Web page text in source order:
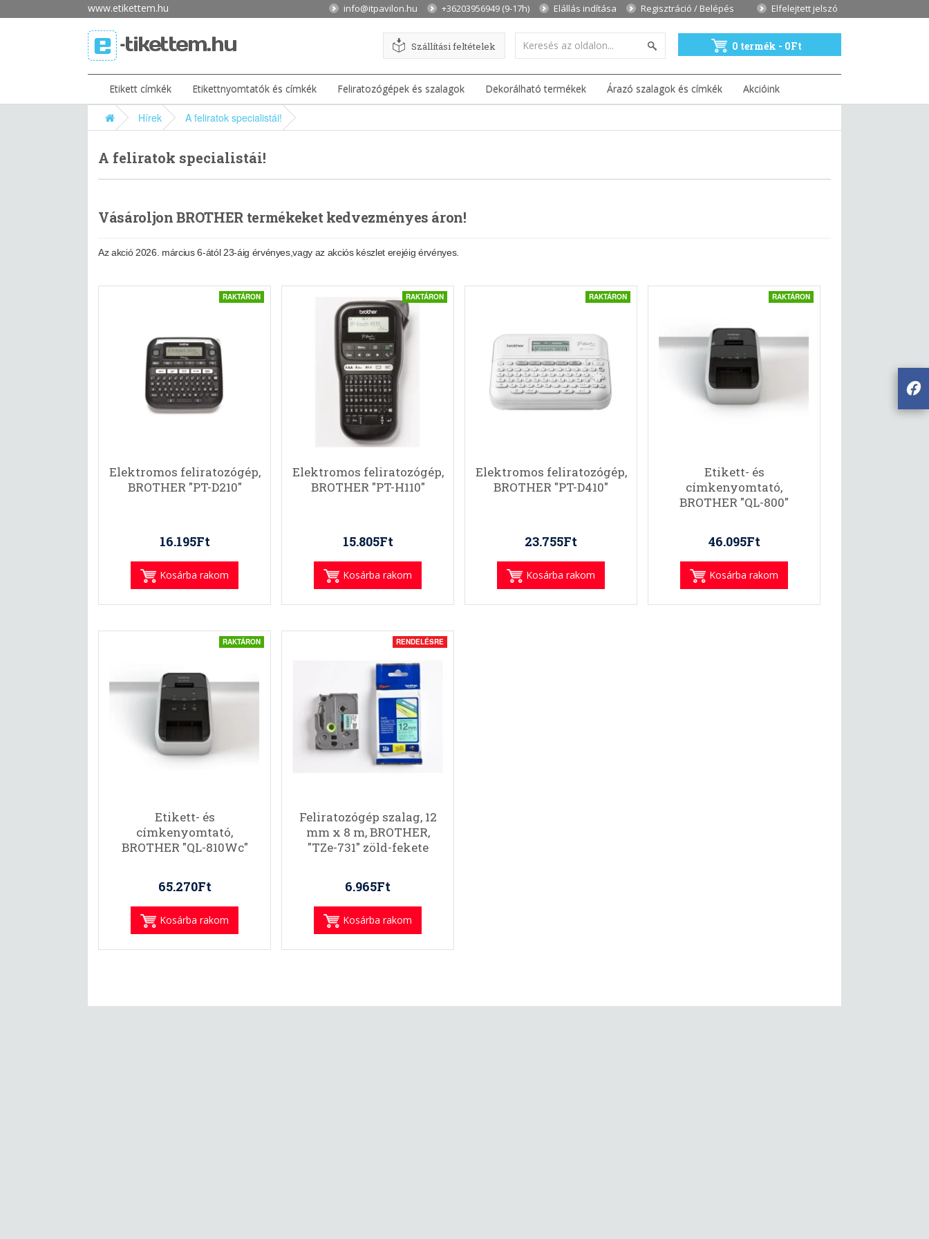
www.etikettem.hu info@itpavilon.hu +36203956949 (9-17h) Elállás indítása Regisztráció / Belépés Elfelejtett jelszó
Szállítási feltételek 0 termék - 0Ft
Etikett címkék Etikettnyomtatók és címkék Feliratozógépek és szalagok Dekorálható termékek Árazó szalagok és címkék Akcióink
Hírek A feliratok specialistái!
A feliratok specialistái!
Vásároljon BROTHER termékeket kedvezményes áron!
Az akció 2026. március 6-ától 23-áig érvényes,vagy az akciós készlet erejéig érvényes.
RAKTÁRON
Elektromos feliratozógép,
BROTHER "PT-D210"
16.195Ft
Kosárba rakom
RAKTÁRON
Elektromos feliratozógép,
BROTHER "PT-H110"
15.805Ft
Kosárba rakom
RAKTÁRON
Elektromos feliratozógép,
BROTHER "PT-D410"
23.755Ft
Kosárba rakom
RAKTÁRON
Etikett- és
címkenyomtató,
BROTHER "QL-800"
46.095Ft
Kosárba rakom
RAKTÁRON
Etikett- és
címkenyomtató,
BROTHER "QL-810Wc"
65.270Ft
Kosárba rakom
RENDELÉSRE
Feliratozógép szalag, 12
mm x 8 m, BROTHER,
"TZe-731" zöld-fekete
6.965Ft
Kosárba rakom